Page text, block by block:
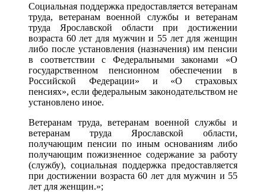
Социальная поддержка предоставляется ветеранам
труда, ветеранам военной службы и ветеранам
труда Ярославской области при достижении
возраста 60 лет для мужчин и 55 лет для женщин
либо после установления (назначения) им пенсии
в соответствии с Федеральными законами «О
государственном пенсионном обеспечении в
Российской Федерации» и «О страховых
пенсиях», если федеральным законодательством не
установлено иное.
Ветеранам труда, ветеранам военной службы и
ветеранам труда Ярославской области,
получающим пенсии по иным основаниям либо
получающим пожизненное содержание за работу
(службу), социальная поддержка предоставляется
при достижении возраста 60 лет для мужчин и 55
лет для женщин.»;